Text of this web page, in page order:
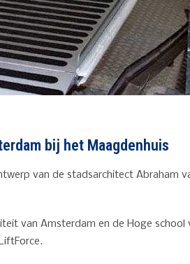
bij het Maagdenhuis
van de stadsarchitect Abraham
van Amsterdam en de Hoge